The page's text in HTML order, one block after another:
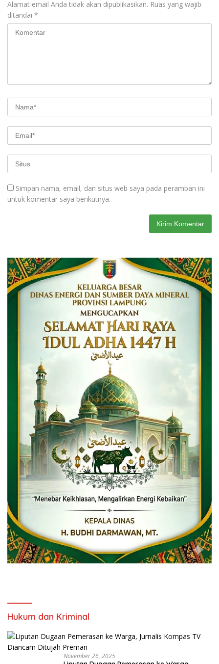
Alamat email Anda tidak akan dipublikasikan. Ruas yang wajib
ditandai *
Simpan nama, email, dan situs web saya pada peramban ini
untuk komentar saya berikutnya.
Hukum dan Kriminal
November 26, 2025